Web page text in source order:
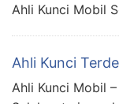
Ahli Kunci Mobil
Ahli Kunci
Ahli Kunci Mobil